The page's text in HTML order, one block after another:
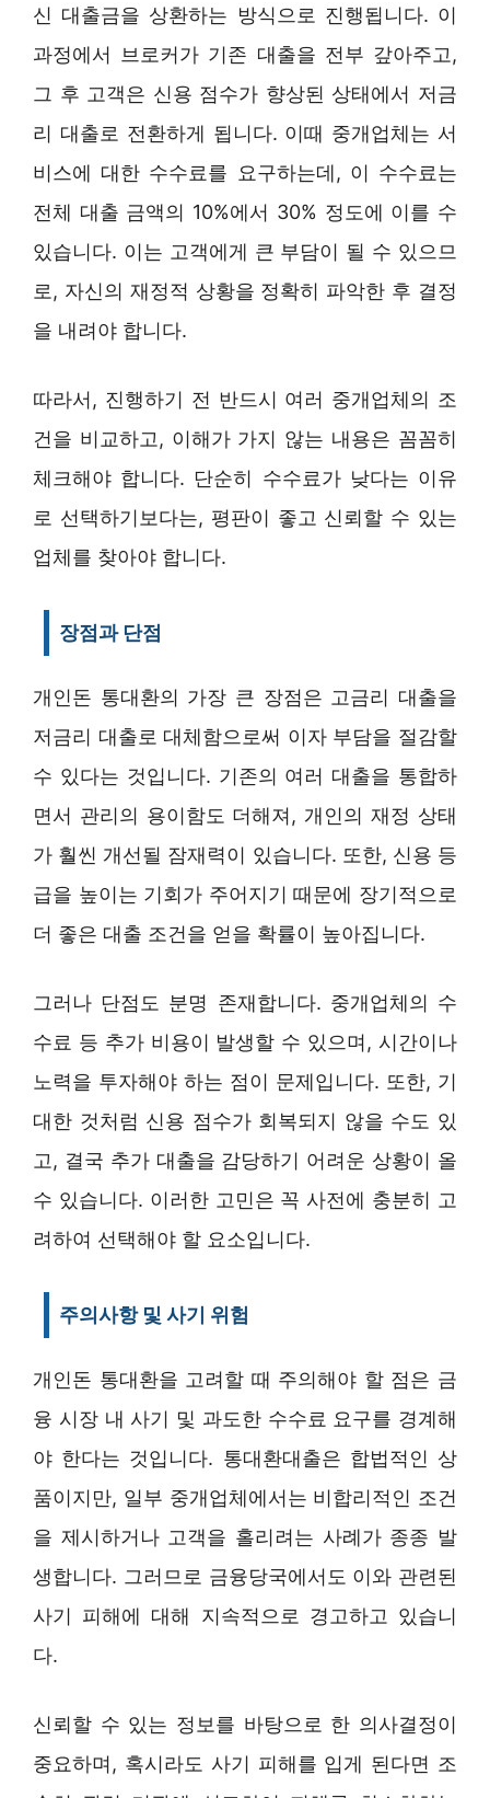
신 대출금을 상환하는 방식으로 진행됩니다. 이
과정에서 브로커가 기존 대출을 전부 갚아주고,
그 후 고객은 신용 점수가 향상된 상태에서 저금
리 대출로 전환하게 됩니다. 이때 중개업체는 서
비스에 대한 수수료를 요구하는데, 이 수수료는
전체 대출 금액의 10%에서 30% 정도에 이를 수
있습니다. 이는 고객에게 큰 부담이 될 수 있으므
로, 자신의 재정적 상황을 정확히 파악한 후 결정
을 내려야 합니다.
따라서, 진행하기 전 반드시 여러 중개업체의 조
건을 비교하고, 이해가 가지 않는 내용은 꼼꼼히
체크해야 합니다. 단순히 수수료가 낮다는 이유
로 선택하기보다는, 평판이 좋고 신뢰할 수 있는
업체를 찾아야 합니다.
장점과 단점
개인돈 통대환의 가장 큰 장점은 고금리 대출을
저금리 대출로 대체함으로써 이자 부담을 절감할
수 있다는 것입니다. 기존의 여러 대출을 통합하
면서 관리의 용이함도 더해져, 개인의 재정 상태
가 훨씬 개선될 잠재력이 있습니다. 또한, 신용 등
급을 높이는 기회가 주어지기 때문에 장기적으로
더 좋은 대출 조건을 얻을 확률이 높아집니다.
그러나 단점도 분명 존재합니다. 중개업체의 수
수료 등 추가 비용이 발생할 수 있으며, 시간이나
노력을 투자해야 하는 점이 문제입니다. 또한, 기
대한 것처럼 신용 점수가 회복되지 않을 수도 있
고, 결국 추가 대출을 감당하기 어려운 상황이 올
수 있습니다. 이러한 고민은 꼭 사전에 충분히 고
려하여 선택해야 할 요소입니다.
주의사항 및 사기 위험
개인돈 통대환을 고려할 때 주의해야 할 점은 금
융 시장 내 사기 및 과도한 수수료 요구를 경계해
야 한다는 것입니다. 통대환대출은 합법적인 상
품이지만, 일부 중개업체에서는 비합리적인 조건
을 제시하거나 고객을 홀리려는 사례가 종종 발
생합니다. 그러므로 금융당국에서도 이와 관련된
사기 피해에 대해 지속적으로 경고하고 있습니
다.
신뢰할 수 있는 정보를 바탕으로 한 의사결정이
중요하며, 혹시라도 사기 피해를 입게 된다면 조